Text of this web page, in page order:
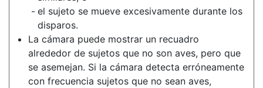
el sujeto se mueve excesivamente durante los
disparos.
La cámara puede mostrar un recuadro
alrededor de sujetos que no son aves, pero que
se asemejan. Si la cámara detecta erróneamente
con frecuencia sujetos que no sean aves,